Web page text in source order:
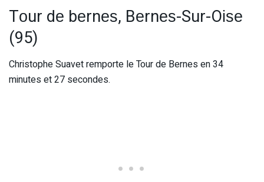
Tоur dе bеrnеѕ, Bеrnеѕ-Sur-Oіѕе
(95)
Christophe Suavet remporte le Tour de Bernes en 34
minutes et 27 secondes.